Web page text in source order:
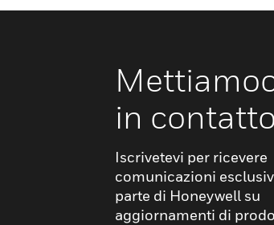
in
Iscrivetevi per ricevere
comunicazioni
parte di Honeywell su
aggiornamenti di